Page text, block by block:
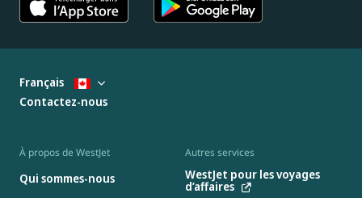
À propos de WestJet
Qui sommes-nous
Autres services
WestJet pour les voyages
d’affaires
Français
Contactez-nous